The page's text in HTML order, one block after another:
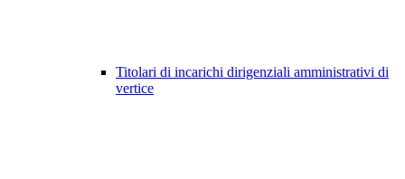
Titolari di incarichi dirigenziali amministrativi di
vertice